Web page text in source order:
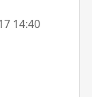
14:40